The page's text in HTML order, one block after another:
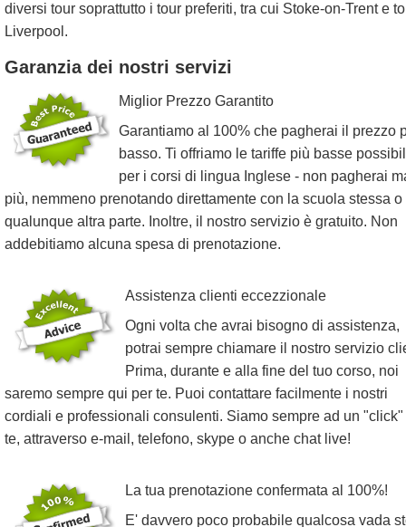
diversi tour soprattutto i tour preferiti, tra cui Stoke-on-Trent e
Liverpool.
Garanzia dei nostri servizi
Miglior Prezzo Garantito
Garantiamo al 100% che pagherai il prezzo
basso. Ti offriamo le tariffe più basse
per i corsi di lingua Inglese - non pagherai
più, nemmeno prenotando direttamente con la scuola stessa o
qualunque altra parte. Inoltre, il nostro servizio è gratuito. Non
addebitiamo alcuna spesa di prenotazione.
Assistenza clienti eccezzionale
Ogni volta che avrai bisogno di assistenza,
potrai sempre chiamare il nostro servizio
Prima, durante e alla fine del tuo corso, noi
saremo sempre qui per te. Puoi contattare facilmente i nostri
cordiali e professionali consulenti. Siamo sempre ad un "click"
te, attraverso e-mail, telefono, skype o anche chat live!
La tua prenotazione confermata al 100%!
E' davvero poco probabile qualcosa vada